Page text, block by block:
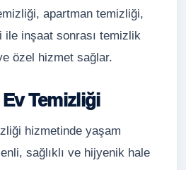
apartman temizliği,
ile inşaat sonrası temizlik
özel hizmet sağlar.
Temizliği
hizmetinde yaşam
sağlıklı ve hijyenik hale